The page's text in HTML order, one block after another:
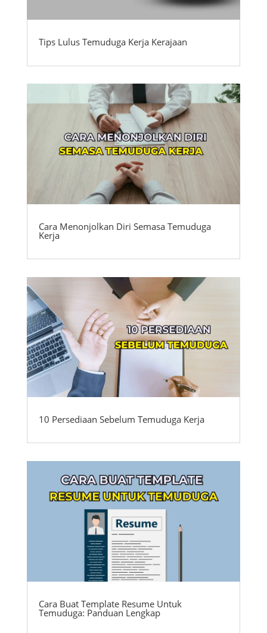
Tips Lulus Temuduga Kerja Kerajaan
Cara Menonjolkan Diri Semasa Temuduga
Kerja
10 Persediaan Sebelum Temuduga Kerja
Cara Buat Template Resume Untuk
Temuduga: Panduan Lengkap